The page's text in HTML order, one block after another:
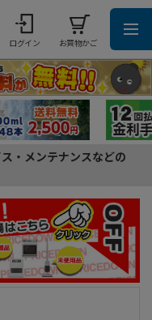
ログイン お買物かご
・メンテナンスなどの